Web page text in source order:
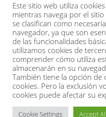
Empresa en cumplimiento
los requisitos de la norma por
27/10/2006, con certificado
Este sitio web utiliza
mientras navega por el
se clasifican como
navegador, ya que son
de las funcionalidades
utilizamos cookies de
comprender cómo utiliza
almacenarán en su
También tiene la opción
cookies. Pero la exclusión
cookies puede afectar su
Cookie Settings Accept All